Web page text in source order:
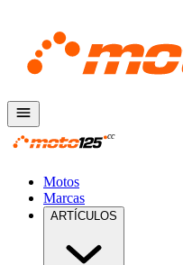
Motos
Marcas
ARTÍCULOS